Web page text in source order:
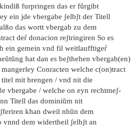
furpringen das er fŭrgibt
ein jde vbergabe ʃelbʃt der Titell
das wortt vbergab zu dem
deŕ donacion reʃtringiren So es
ein gemein vnd fil weitlaufftigeŕ
hat dan es beʃthehen vbergab(en)
mangerley Conracten welche c(on)tract
titel mit brengen / vnd nit die
vbergabe / welche on eyn rechtmeʃ-
Titell das dominiŭm nit
khan dweil nhŭn dem
vnnd dem widertheil ʃelbʃt an